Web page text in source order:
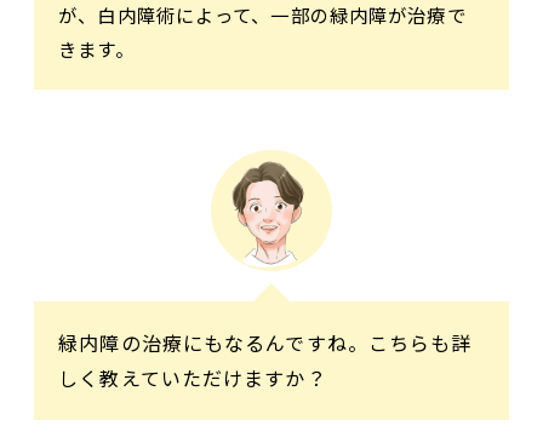
が、白内障術によって、一部の緑内障が治療で
きます。
緑内障の治療にもなるんですね。こちらも詳
しく教えていただけますか？